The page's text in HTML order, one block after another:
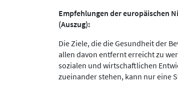
Empfehlungen der europäischen
(Auszug):
Die Ziele, die die Gesundheit der
allen davon entfernt erreicht zu
sozialen und wirtschaftlichen
zueinander stehen, kann nur eine